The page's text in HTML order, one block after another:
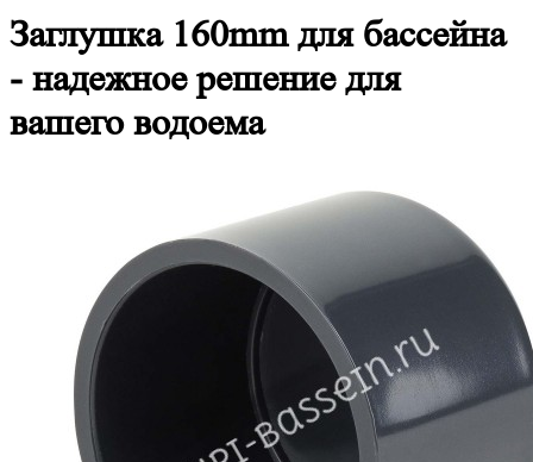
Заглушка 160mm для бассейна
- надежное решение для
вашего водоема